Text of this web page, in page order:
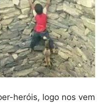
heróis, logo nos vem